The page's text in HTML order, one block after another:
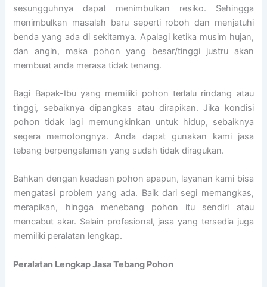
sesungguhnya dapat menimbulkan resiko. Sehingga
menimbulkan masalah baru seperti roboh dan menjatuhi
benda yang ada di sekitarnya. Apalagi ketika musim hujan,
dan angin, maka pohon yang besar/tinggi justru akan
membuat anda merasa tidak tenang.
Bagi Bapak-Ibu yang memiliki pohon terlalu rindang atau
tinggi, sebaiknya dipangkas atau dirapikan. Jika kondisi
pohon tidak lagi memungkinkan untuk hidup, sebaiknya
segera memotongnya. Anda dapat gunakan kami jasa
tebang berpengalaman yang sudah tidak diragukan.
Bahkan dengan keadaan pohon apapun, layanan kami bisa
mengatasi problem yang ada. Baik dari segi memangkas,
merapikan, hingga menebang pohon itu sendiri atau
mencabut akar. Selain profesional, jasa yang tersedia juga
memiliki peralatan lengkap.
Peralatan Lengkap Jasa Tebang Pohon